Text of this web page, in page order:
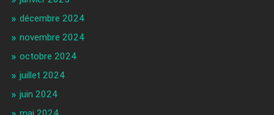
décembre 2024
novembre 2024
octobre 2024
juillet 2024
juin 2024